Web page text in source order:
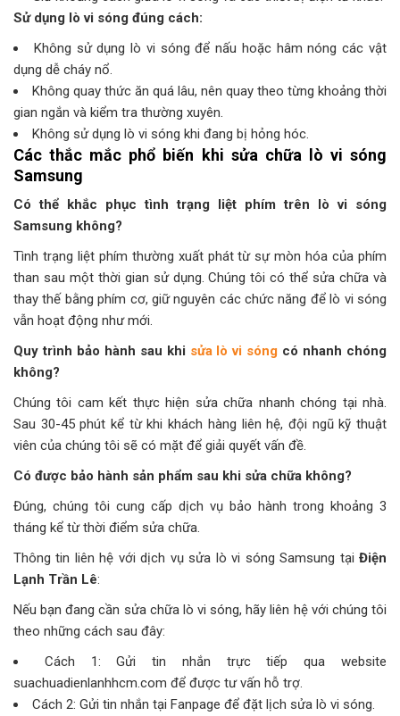
Sử dụng lò vi sóng đúng cách:
Không sử dụng lò vi sóng để nấu hoặc hâm nóng các vật
dụng dễ cháy nổ.
Không quay thức ăn quá lâu, nên quay theo từng khoảng thời
gian ngắn và kiểm tra thường xuyên.
Không sử dụng lò vi sóng khi đang bị hỏng hóc.
Các thắc mắc phổ biến khi sửa chữa lò vi sóng
Samsung
Có thể khắc phục tình trạng liệt phím trên lò vi sóng
Samsung không?
Tình trạng liệt phím thường xuất phát từ sự mòn hóa của phím
than sau một thời gian sử dụng. Chúng tôi có thể sửa chữa và
thay thế bằng phím cơ, giữ nguyên các chức năng để lò vi sóng
vẫn hoạt động như mới.
Quy trình bảo hành sau khi sửa lò vi sóng có nhanh chóng
không?
Chúng tôi cam kết thực hiện sửa chữa nhanh chóng tại nhà.
Sau 30-45 phút kể từ khi khách hàng liên hệ, đội ngũ kỹ thuật
viên của chúng tôi sẽ có mặt để giải quyết vấn đề.
Có được bảo hành sản phẩm sau khi sửa chữa không?
Đúng, chúng tôi cung cấp dịch vụ bảo hành trong khoảng 3
tháng kể từ thời điểm sửa chữa.
Thông tin liên hệ với dịch vụ sửa lò vi sóng Samsung tại Điện
Lạnh Trần Lê:
Nếu bạn đang cần sửa chữa lò vi sóng, hãy liên hệ với chúng tôi
theo những cách sau đây:
Cách 1: Gửi tin nhắn trực tiếp qua website
suachuadienlanhhcm.com để được tư vấn hỗ trợ.
Cách 2: Gửi tin nhắn tại Fanpage để đặt lịch sửa lò vi sóng.